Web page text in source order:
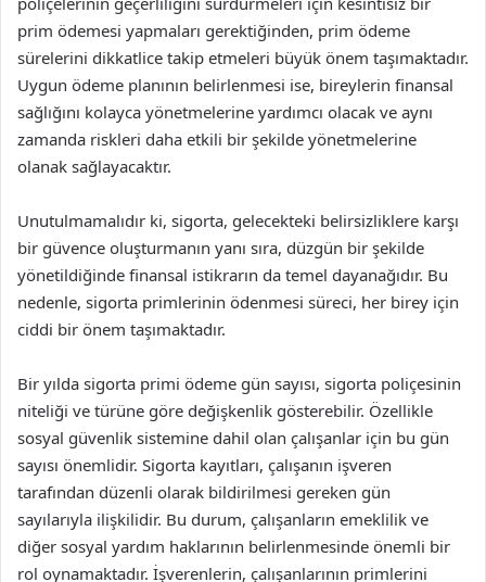
prim ödemesi yapmaları gerektiğinden, prim ödeme
sürelerini dikkatlice takip etmeleri büyük önem taşımaktadır.
Uygun ödeme planının belirlenmesi ise, bireylerin finansal
sağlığını kolayca yönetmelerine yardımcı olacak ve aynı
zamanda riskleri daha etkili bir şekilde yönetmelerine
olanak sağlayacaktır.
Unutulmamalıdır ki, sigorta, gelecekteki belirsizliklere karşı
bir güvence oluşturmanın yanı sıra, düzgün bir şekilde
yönetildiğinde finansal istikrarın da temel dayanağıdır. Bu
nedenle, sigorta primlerinin ödenmesi süreci, her birey için
ciddi bir önem taşımaktadır.
Bir yılda sigorta primi ödeme gün sayısı, sigorta poliçesinin
niteliği ve türüne göre değişkenlik gösterebilir. Özellikle
sosyal güvenlik sistemine dahil olan çalışanlar için bu gün
sayısı önemlidir. Sigorta kayıtları, çalışanın işveren
tarafından düzenli olarak bildirilmesi gereken gün
sayılarıyla ilişkilidir. Bu durum, çalışanların emeklilik ve
diğer sosyal yardım haklarının belirlenmesinde önemli bir
rol oynamaktadır. İşverenlerin, çalışanlarının primlerini